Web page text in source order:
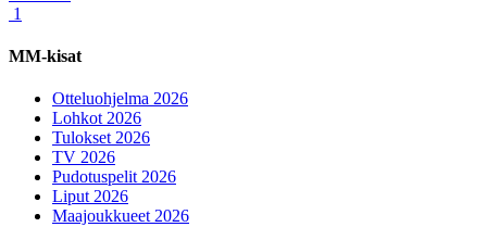
1
MM-kisat
Otteluohjelma 2026
Lohkot 2026
Tulokset 2026
TV 2026
Pudotuspelit 2026
Liput 2026
Maajoukkueet 2026